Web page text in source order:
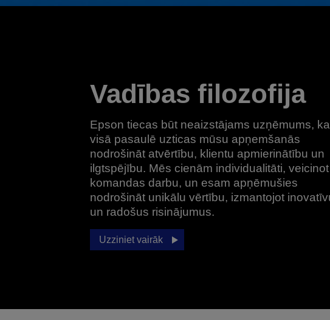
Vadības filozofija
Epson tiecas būt neaizstājams uzņēmums,
visā pasaulē uzticas mūsu apņemšanās
nodrošināt atvērtību, klientu apmierinātību un
ilgtspējību. Mēs cienām individualitāti, veicinot
komandas darbu, un esam apņēmušies
nodrošināt unikālu vērtību, izmantojot
un radošus risinājumus.
Uzziniet vairāk